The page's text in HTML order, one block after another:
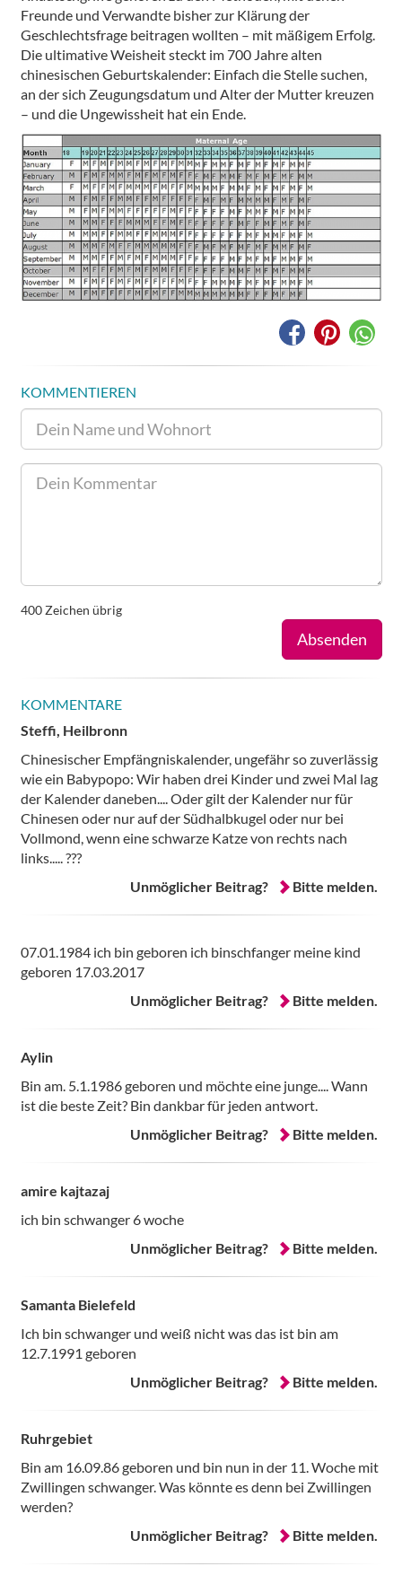
Freunde und Verwandte bisher zur Klärung der
Geschlechtsfrage beitragen wollten – mit mäßigem Erfolg.
Die ultimative Weisheit steckt im 700 Jahre alten
chinesischen Geburtskalender: Einfach die Stelle suchen,
an der sich Zeugungsdatum und Alter der Mutter kreuzen
– und die Ungewissheit hat ein Ende.
KOMMENTIEREN
400 Zeichen übrig
Absenden
KOMMENTARE
Steffi, Heilbronn
Chinesischer Empfängniskalender, ungefähr so zuverlässig
wie ein Babypopo: Wir haben drei Kinder und zwei Mal lag
der Kalender daneben.... Oder gilt der Kalender nur für
Chinesen oder nur auf der Südhalbkugel oder nur bei
Vollmond, wenn eine schwarze Katze von rechts nach
links..... ???
Unmöglicher Beitrag?
Bitte melden.
07.01.1984 ich bin geboren ich binschfanger meine kind
geboren 17.03.2017
Unmöglicher Beitrag?
Bitte melden.
Aylin
Bin am. 5.1.1986 geboren und möchte eine junge.... Wann
ist die beste Zeit? Bin dankbar für jeden antwort.
Unmöglicher Beitrag?
Bitte melden.
amire kajtazaj
ich bin schwanger 6 woche
Unmöglicher Beitrag?
Bitte melden.
Samanta Bielefeld
Ich bin schwanger und weiß nicht was das ist bin am
12.7.1991 geboren
Unmöglicher Beitrag?
Bitte melden.
Ruhrgebiet
Bin am 16.09.86 geboren und bin nun in der 11. Woche mit
Zwillingen schwanger. Was könnte es denn bei Zwillingen
werden?
Unmöglicher Beitrag?
Bitte melden.